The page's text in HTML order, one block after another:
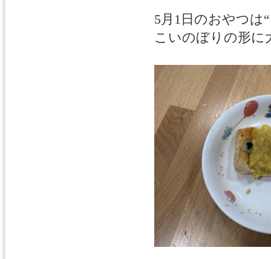
5月1日のおやつは
こいのぼりの形に